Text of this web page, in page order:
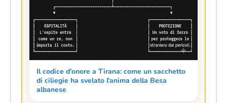
Il codice d'onore a Tirana: come un sacchetto
di ciliegie ha svelato l'anima della Besa
albanese